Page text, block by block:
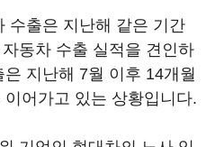
수출은 지난해 같은 기간
동차 수출 실적을 견인하
지난해 7월 이후 14개월
어가고 있는 상황입니다.